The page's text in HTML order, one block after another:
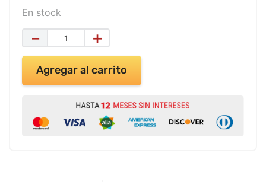
En stock
＋
－
Agregar al carrito